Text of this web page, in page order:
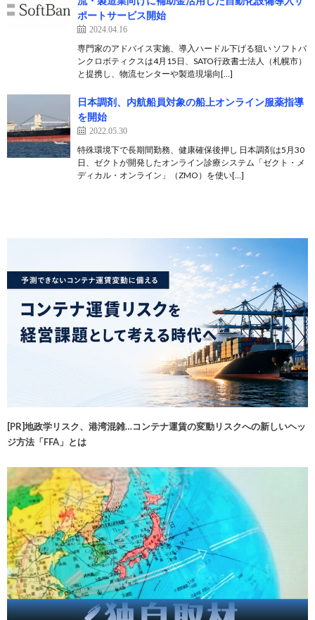
ポートサービス開始
2024.04.16
専門家のアドバイス実施、導入ハードル下げる狙い ソフトバ
ンクロボティクスは4月15日、SATO行政書士法人（札幌市）
と提携し、物流センターや製造現場向[…]
日本調剤、内航船員対象の船上オンライン服薬指導
を開始
2022.05.30
特殊環境下で長期間勤務、健康確保後押し 日本調剤は5月30
日、ゼクトが開発したオンライン診療システム「ゼクト・メ
ディカル・オンライン」（ZMO）を使い[…]
[PR]地政学リスク、港湾混雑…コンテナ運賃の変動リスクへの新しいヘッ
ジ方法「FFA」とは